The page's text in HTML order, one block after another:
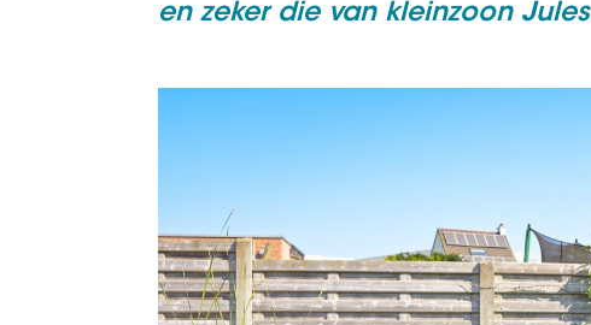
en zeker die van kleinzoon Jules